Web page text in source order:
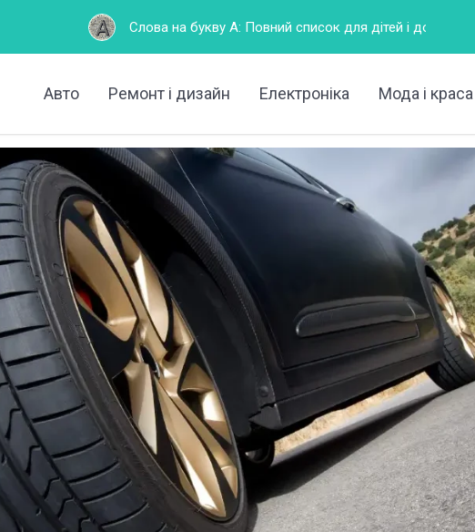
Слова на букву А: Повний список для дітей і дорослих
Авто Ремонт і дизайн Електроніка Мода і краса